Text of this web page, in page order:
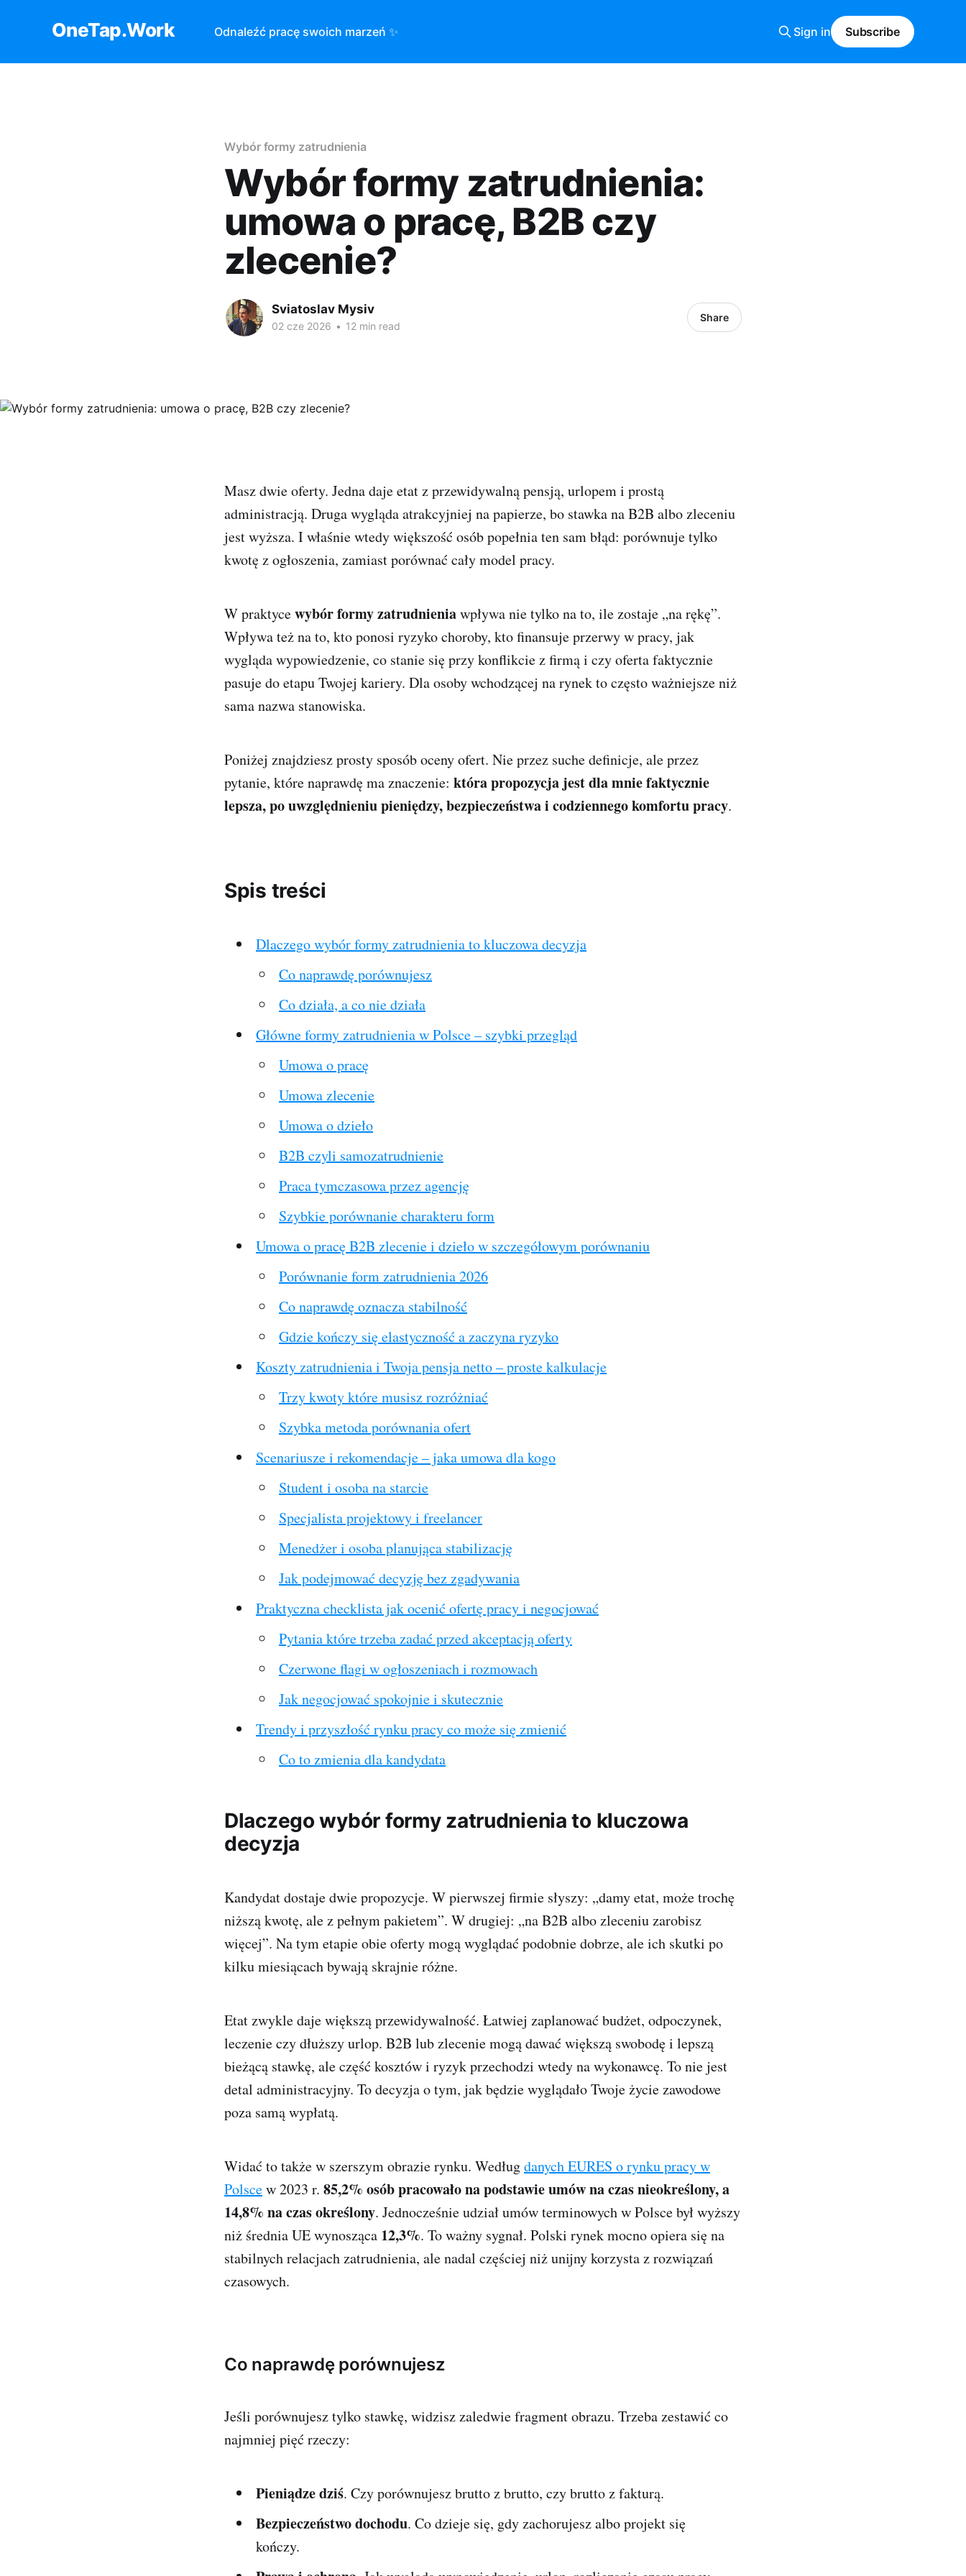
OneTap.Work Odnaleźć pracę swoich marzeń ✨ Sign in Subscribe
Wybór formy zatrudnienia
Wybór formy zatrudnienia:
umowa o pracę, B2B czy
zlecenie?
Sviatoslav Mysiv
02 cze 2026 • 12 min read
Share
Masz dwie oferty. Jedna daje etat z przewidywalną pensją, urlopem i prostą
administracją. Druga wygląda atrakcyjniej na papierze, bo stawka na B2B albo zleceniu
jest wyższa. I właśnie wtedy większość osób popełnia ten sam błąd: porównuje tylko
kwotę z ogłoszenia, zamiast porównać cały model pracy.
W praktycewybór formy zatrudnieniawpływa nie tylko na to, ile zostaje „na rękę”.
Wpływa też na to, kto ponosi ryzyko choroby, kto finansuje przerwy w pracy, jak
wygląda wypowiedzenie, co stanie się przy konflikcie z firmą i czy oferta faktycznie
pasuje do etapu Twojej kariery. Dla osoby wchodzącej na rynek to często ważniejsze niż
sama nazwa stanowiska.
Poniżej znajdziesz prosty sposób oceny ofert. Nie przez suche definicje, ale przez
pytanie, które naprawdę ma znaczenie: która propozycja jest dla mnie faktycznie
lepsza, po uwzględnieniu pieniędzy, bezpieczeństwa i codziennego komfortu pracy.
Spis treści
Dlaczego wybór formy zatrudnienia to kluczowa decyzja
Co naprawdę porównujesz
Co działa, a co nie działa
Główne formy zatrudnienia w Polsce – szybki przegląd
Umowa o pracę
Umowa zlecenie
Umowa o dzieło
B2B czyli samozatrudnienie
Praca tymczasowa przez agencję
Szybkie porównanie charakteru form
Umowa o pracę B2B zlecenie i dzieło w szczegółowym porównaniu
Porównanie form zatrudnienia 2026
Co naprawdę oznacza stabilność
Gdzie kończy się elastyczność a zaczyna ryzyko
Koszty zatrudnienia i Twoja pensja netto – proste kalkulacje
Trzy kwoty które musisz rozróżniać
Szybka metoda porównania ofert
Scenariusze i rekomendacje – jaka umowa dla kogo
Student i osoba na starcie
Specjalista projektowy i freelancer
Menedżer i osoba planująca stabilizację
Jak podejmować decyzję bez zgadywania
Praktyczna checklista jak ocenić ofertę pracy i negocjować
Pytania które trzeba zadać przed akceptacją oferty
Czerwone flagi w ogłoszeniach i rozmowach
Jak negocjować spokojnie i skutecznie
Trendy i przyszłość rynku pracy co może się zmienić
Co to zmienia dla kandydata
Dlaczego wybór formy zatrudnienia to kluczowa
decyzja
Kandydat dostaje dwie propozycje. W pierwszej firmie słyszy: „damy etat, może trochę
niższą kwotę, ale z pełnym pakietem”. W drugiej: „na B2B albo zleceniu zarobisz
więcej”. Na tym etapie obie oferty mogą wyglądać podobnie dobrze, ale ich skutki po
kilku miesiącach bywają skrajnie różne.
Etat zwykle daje większą przewidywalność. Łatwiej zaplanować budżet, odpoczynek,
leczenie czy dłuższy urlop. B2B lub zlecenie mogą dawać większą swobodę i lepszą
bieżącą stawkę, ale część kosztów i ryzyk przechodzi wtedy na wykonawcę. To nie jest
detal administracyjny. To decyzja o tym, jak będzie wyglądało Twoje życie zawodowe
poza samą wypłatą.
Widać to także w szerszym obrazie rynku. Wedługdanych EURES o rynku pracy w
Polscew 2023 r. 85,2% osób pracowało na podstawie umów na czas nieokreślony, a
14,8% na czas określony. Jednocześnie udział umów terminowych w Polsce był wyższy
niż średnia UE wynosząca 12,3%. To ważny sygnał. Polski rynek mocno opiera się na
stabilnych relacjach zatrudnienia, ale nadal częściej niż unijny korzysta z rozwiązań
czasowych.
Co naprawdę porównujesz
Jeśli porównujesz tylko stawkę, widzisz zaledwie fragment obrazu. Trzeba zestawić co
najmniej pięć rzeczy:
Pieniądze dziś. Czy porównujesz brutto z brutto, czy brutto z fakturą.
Bezpieczeństwo dochodu. Co dzieje się, gdy zachorujesz albo projekt się
kończy.